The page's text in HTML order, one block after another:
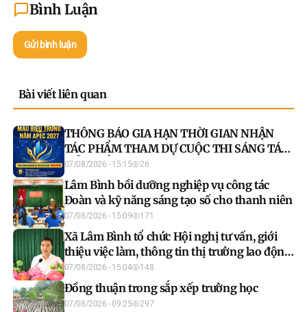
Bình Luận
Gửi bình luận
Bài viết liên quan
THÔNG BÁO GIA HẠN THỜI GIAN NHẬN
TÁC PHẨM THAM DỰ CUỘC THI SÁNG TÁC
MẪU BIỂU TRƯNG NĂM APEC 2027
07/08/2026 - 15:15 26
Lâm Bình bồi dưỡng nghiệp vụ công tác
Đoàn và kỹ năng sáng tạo số cho thanh niên
07/08/2026 - 15:09 171
Xã Lâm Bình tổ chức Hội nghị tư vấn, giới
thiệu việc làm, thông tin thị trường lao động
năm 2026
07/08/2026 - 15:04 148
Đồng thuận trong sắp xếp trường học
07/08/2026 - 09:25 297